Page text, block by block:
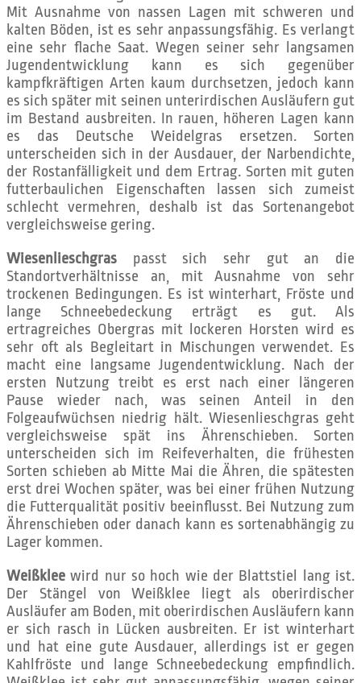
Mit Ausnahme von nassen Lagen mit schweren und
kalten Böden, ist es sehr anpassungsfähig. Es verlangt
eine sehr flache Saat. Wegen seiner sehr langsamen
Jugendentwicklung kann es sich gegenüber
kampfkräftigen Arten kaum durchsetzen, jedoch kann
es sich später mit seinen unterirdischen Ausläufern gut
im Bestand ausbreiten. In rauen, höheren Lagen kann
es das Deutsche Weidelgras ersetzen. Sorten
unterscheiden sich in der Ausdauer, der Narbendichte,
der Rostanfälligkeit und dem Ertrag. Sorten mit guten
futterbaulichen Eigenschaften lassen sich zumeist
schlecht vermehren, deshalb ist das Sortenangebot
vergleichsweise gering.
Wiesenlieschgras passt sich sehr gut an die
Standortverhältnisse an, mit Ausnahme von sehr
trockenen Bedingungen. Es ist winterhart, Fröste und
lange Schneebedeckung erträgt es gut. Als
ertragreiches Obergras mit lockeren Horsten wird es
sehr oft als Begleitart in Mischungen verwendet. Es
macht eine langsame Jugendentwicklung. Nach der
ersten Nutzung treibt es erst nach einer längeren
Pause wieder nach, was seinen Anteil in den
Folgeaufwüchsen niedrig hält. Wiesenlieschgras geht
vergleichsweise spät ins Ährenschieben. Sorten
unterscheiden sich im Reifeverhalten, die frühesten
Sorten schieben ab Mitte Mai die Ähren, die spätesten
erst drei Wochen später, was bei einer frühen Nutzung
die Futterqualität positiv beeinflusst. Bei Nutzung zum
Ährenschieben oder danach kann es sortenabhängig zu
Lager kommen.
Weißklee wird nur so hoch wie der Blattstiel lang ist.
Der Stängel von Weißklee liegt als oberirdischer
Ausläufer am Boden, mit oberirdischen Ausläufern kann
er sich rasch in Lücken ausbreiten. Er ist winterhart
und hat eine gute Ausdauer, allerdings ist er gegen
Kahlfröste und lange Schneebedeckung empfindlich.